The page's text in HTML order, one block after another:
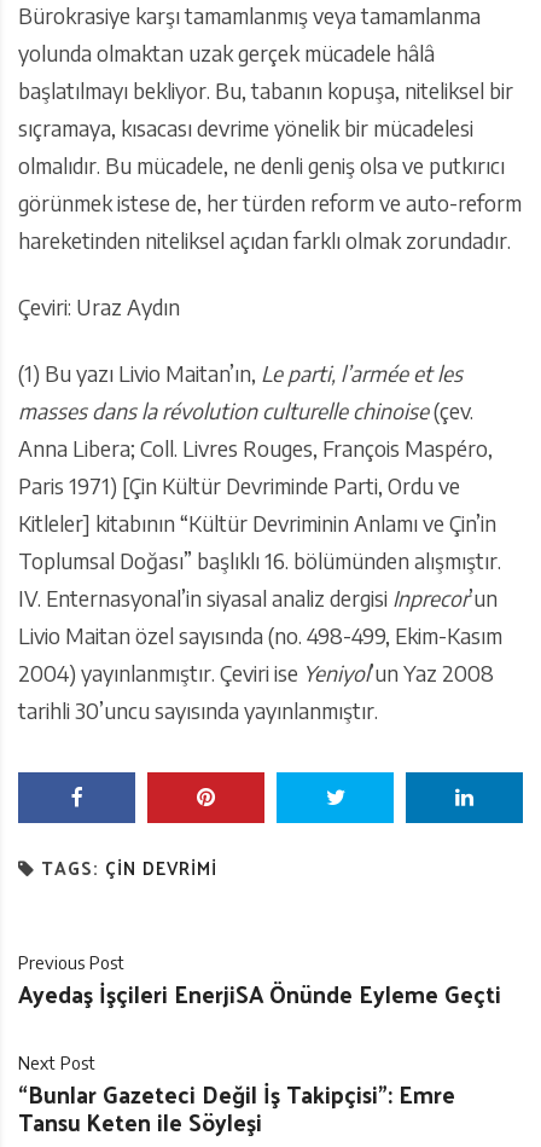
Bürokrasiye karşı tamamlanmış veya tamamlanma
yolunda olmaktan uzak gerçek mücadele hâlâ
başlatılmayı bekliyor. Bu, tabanın kopuşa, niteliksel bir
sıçramaya, kısacası devrime yönelik bir mücadelesi
olmalıdır. Bu mücadele, ne denli geniş olsa ve putkırıcı
görünmek istese de, her türden reform ve auto-reform
hareketinden niteliksel açıdan farklı olmak zorundadır.
Çeviri: Uraz Aydın
(1) Bu yazı Livio Maitan’ın, Le parti, l’armée et les
masses dans la révolution culturelle chinoise(çev.
Anna Libera; Coll. Livres Rouges, François Maspéro,
Paris 1971) [Çin Kültür Devriminde Parti, Ordu ve
Kitleler] kitabının “Kültür Devriminin Anlamı ve Çin’in
Toplumsal Doğası” başlıklı 16. bölümünden alışmıştır.
IV. Enternasyonal’in siyasal analiz dergisi Inprecor’un
Livio Maitan özel sayısında (no. 498-499, Ekim-Kasım
2004) yayınlanmıştır. Çeviri ise Yeniyol’un Yaz 2008
tarihli 30’uncu sayısında yayınlanmıştır.
TAGS: ÇIN DEVRIMI
Previous Post
Ayedaş İşçileri EnerjiSA Önünde Eyleme Geçti
Next Post
“Bunlar Gazeteci Değil İş Takipçisi”: Emre
Tansu Keten ile Söyleşi